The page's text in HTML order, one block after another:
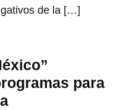
de la […]
para